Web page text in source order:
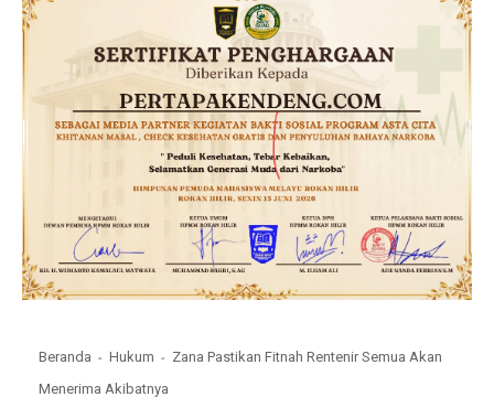
Beranda Hukum
Zana Pastikan Fitnah Rentenir Semua Akan
Menerima Akibatnya